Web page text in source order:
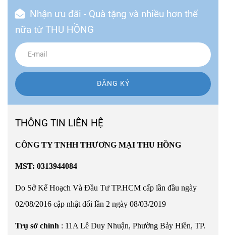
Nhận ưu đãi - Quà tặng và nhiều hơn thế
nữa từ THU HỒNG
ĐĂNG KÝ
THÔNG TIN LIÊN HỆ
CÔNG TY TNHH THƯƠNG MẠI THU HỒNG
MST: 0313944084
Do Sở Kế Hoạch Và Đầu Tư TP.HCM cấp lần đầu ngày
02/08/2016 cập nhật đổi lần 2 ngày 08/03/2019
Trụ sở chính : 11A Lê Duy Nhuận, Phường Bảy Hiền, TP.